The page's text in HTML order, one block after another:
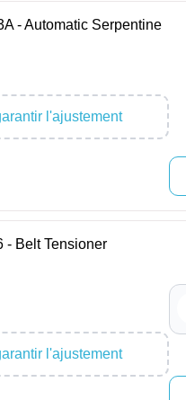
- Automatic Serpentine
l'ajustement
- Belt Tensioner
l'ajustement